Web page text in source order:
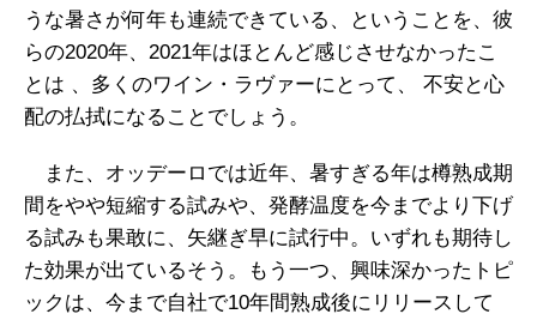
うな暑さが何年も連続できている、ということを、彼
らの2020年、2021年はほとんど感じさせなかったこ
とは 、多くのワイン・ラヴァーにとって、 不安と心
配の払拭になることでしょう。
また、オッデーロでは近年、暑すぎる年は樽熟成期
間をやや短縮する試みや、発酵温度を今までより下げ
る試みも果敢に、矢継ぎ早に試行中。いずれも期待し
た効果が出ているそう。もう一つ、興味深かったトピ
ックは、今まで自社で10年間熟成後にリリースして